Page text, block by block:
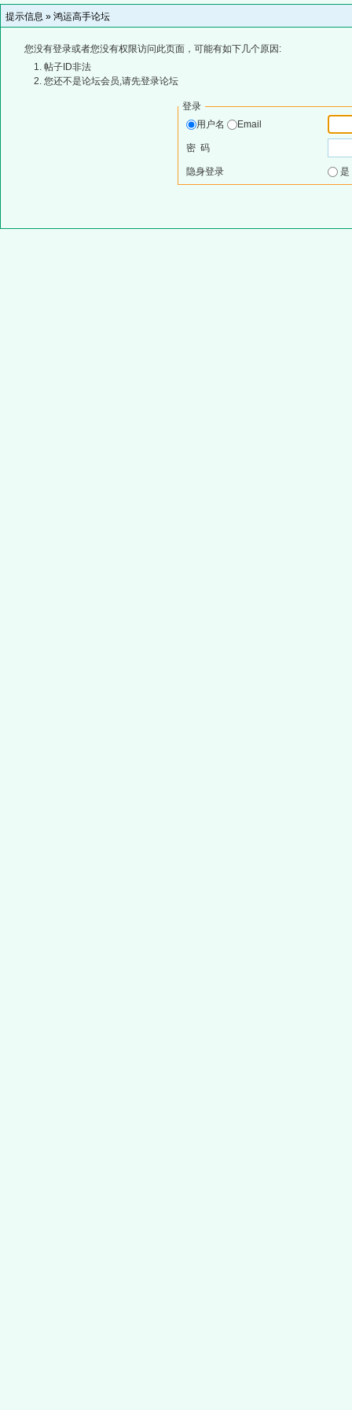
提示信息 » 鸿运高手论坛
您没有登录或者您没有权限访问此页面，可能有如下几个原因:
帖子ID非法
您还不是论坛会员,请先登录论坛
登录
用户名
Email
密 码
隐身登录